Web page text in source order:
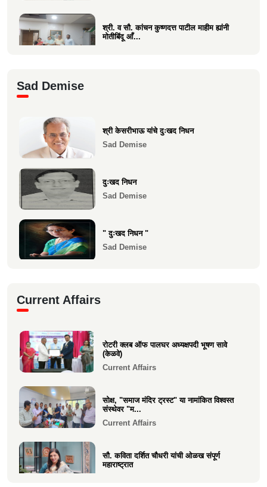
श्री. व सौ. कांचन कुष्णदत्त पाटील माहीम ह्यांनी
मोतीबिंदू आँ...
माकुणसारच्या एस के पाटील विद्यामंदिरच्या सन
1983 च्या 10 वी...
Sad Demise
श्री केसरीभाऊ यांचे दुःखद निधन
Sad Demise
दुःखद निधन
Sad Demise
" दुःखद निधन "
Sad Demise
Sad Demise
Current Affairs
रोटरी क्लब ऑफ पालघर अध्यक्षपदी भूषण सावे
(केळवे)
Current Affairs
सोक्ष, "समाज मंदिर ट्रस्ट" या नामांकित विश्वस्त
संस्थेवर "म...
Current Affairs
सौ. कविता दर्शित चौधरी यांची ओळख संपूर्ण
महाराष्ट्रात